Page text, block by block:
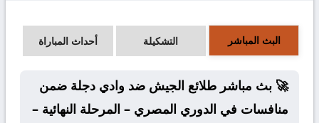
البث المباشر التشكيلة أحداث المباراة
🚀 بث مباشر طلائع الجيش ضد وادي دجلة ضمن
منافسات في الدوري المصري – المرحلة النهائية –